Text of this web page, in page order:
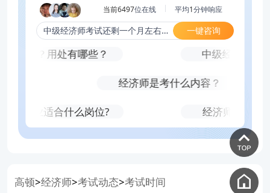
当前6497位在线 平均1分钟响应
中级经济师考试还剩一个月左右，该怎么复习？ 一键咨询
高吗？用处有哪些？ 中级经济师需
经济师是考什么内容？
收专业适合什么岗位? 经济师考试有
高顿>经济师>考试动态>考试时间